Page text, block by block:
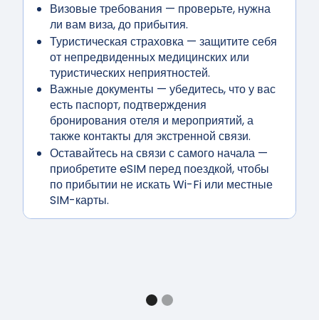
Визовые требования — проверьте, нужна
ли вам виза, до прибытия.
Туристическая страховка — защитите себя
от непредвиденных медицинских или
туристических неприятностей.
Важные документы — убедитесь, что у вас
есть паспорт, подтверждения
бронирования отеля и мероприятий, а
также контакты для экстренной связи.
Оставайтесь на связи с самого начала —
приобретите eSIM перед поездкой, чтобы
по прибытии не искать Wi-Fi или местные
SIM-карты.